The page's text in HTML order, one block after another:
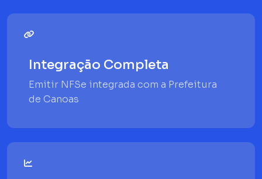
Integração Completa
Emitir NFSe integrada com a Prefeitura
de Canoas